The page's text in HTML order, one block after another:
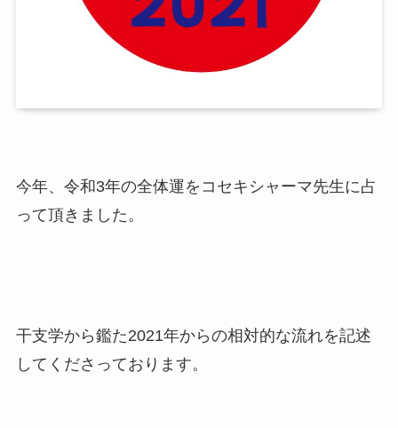
今年、令和3年の全体運をコセキシャーマ先生に占
って頂きました。
干支学から鑑た2021年からの相対的な流れを記述
してくださっております。